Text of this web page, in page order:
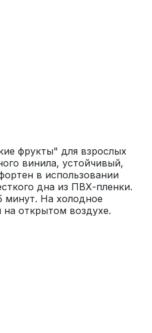
фрукты" для взрослых
винила, устойчивый,
в использовании
дна из ПВХ-пленки.
минут. На холодное
на открытом воздухе.